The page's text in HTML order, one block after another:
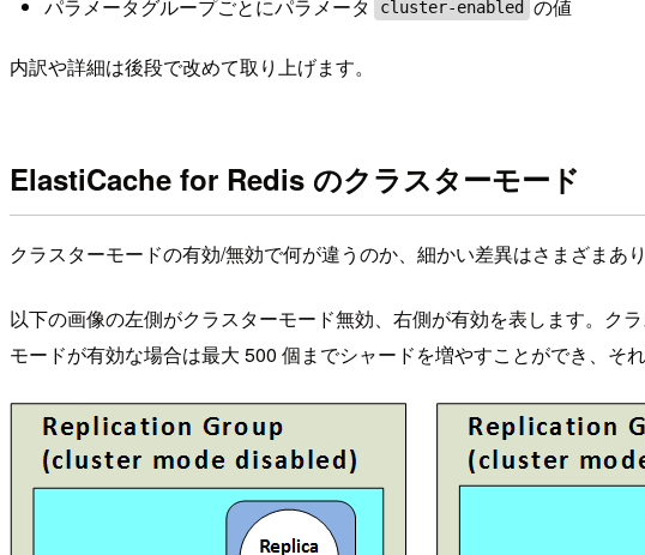
パラメータグループごとにパラメータ
cluster-enabled の値
内訳や詳細は後段で改めて取り上げます。
ElastiCache for Redis のクラスターモード
クラスターモードの有効/無効で何が違うのか、細かい差異はさまざまあ
以下の画像の左側がクラスターモード無効、右側が有効を表します。ク
モードが有効な場合は最大 500 個までシャードを増やすことができ、そ